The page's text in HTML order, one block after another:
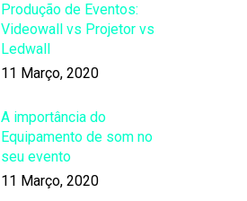
Produção de Eventos:
Videowall vs Projetor vs
Ledwall
11 Março, 2020
A importância do
Equipamento de som no
seu evento
11 Março, 2020